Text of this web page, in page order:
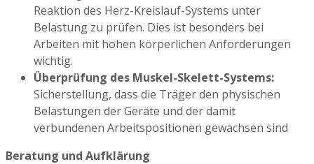
Reaktion des Herz-Kreislauf-Systems unter
Belastung zu prüfen. Dies ist besonders bei
Arbeiten mit hohen körperlichen Anforderungen
wichtig.
Überprüfung des Muskel-Skelett-Systems:
Sicherstellung, dass die Träger den physischen
Belastungen der Geräte und der damit
verbundenen Arbeitspositionen gewachsen sind
Beratung und Aufklärung